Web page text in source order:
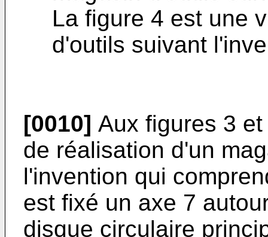
La figure 4 est une
d'outils suivant
[0010] Aux figures 3
de réalisation d'un
l'invention qui
est fixé un axe 7
disque circulaire